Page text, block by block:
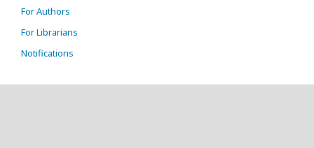
For Authors
For Librarians
Notifications